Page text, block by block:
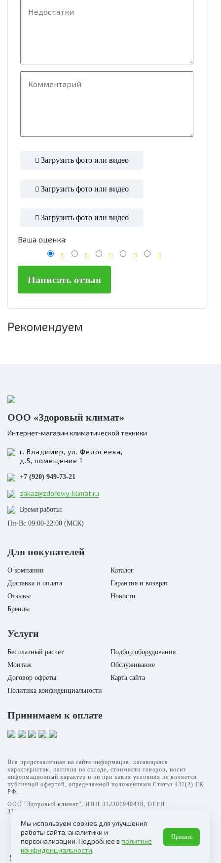
Загрузить фото или видео
Загрузить фото или видео
Загрузить фото или видео
Ваша оценка:
Написать отзыв
Рекомендуем
5 190 Р
ООО «Здоровый климат»
Интернет-магазин климатической техники
г. Владимир, ул. Федосеева,
д.5, помещение 1
+7 (920) 949-73-21
zakaz@zdoroviy-klimat.ru
Время работы:
Пн-Вс 09:00-22:00 (МСК)
Для покупателей
О компании
Каталог
Доставка и оплата
Гарантия и возврат
Отзывы
Новости
Бренды
Услуги
Бесплатный расчет
Подбор оборудования
Монтаж
Обслуживание
Договор офреты
Карта сайта
Политика конфиденциальности
Принимаем к оплате
Вся представленная на сайте информация, касающаяся
характеристик, наличия на складе, стоимости товаров, носит
информационный характер и ни при каких условиях не является
публичной офертой, определяемой положениями Статьи 437(2) ГК
РФ.
ООО “Здоровый климат”, ИНН 332301940418, ОГРН:
315332700003069
Мы используем cookies для улучшения
работы сайта, аналитики и
персонализации. Подробнее вполитике
конфиденциальности.
Принять